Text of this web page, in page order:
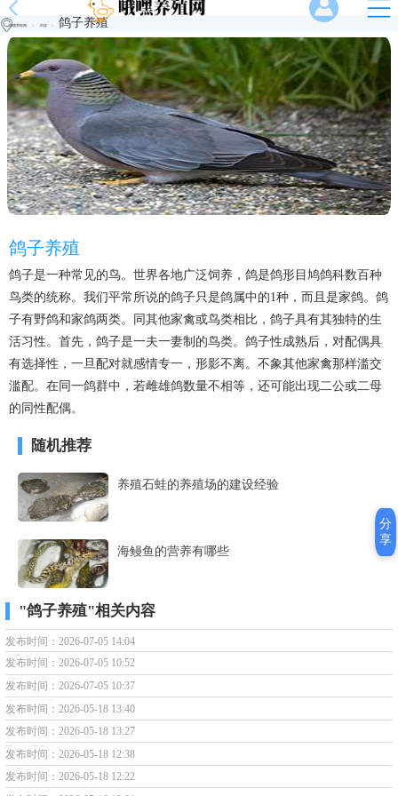
哦嘿养殖网 > 内容 > 鸽子养殖
鸽子养殖
鸽子是一种常见的鸟。世界各地广泛饲养，鸽是鸽形目鸠鸽科数百种
鸟类的统称。我们平常所说的鸽子只是鸽属中的1种，而且是家鸽。鸽
子有野鸽和家鸽两类。同其他家禽或鸟类相比，鸽子具有其独特的生
活习性。首先，鸽子是一夫一妻制的鸟类。鸽子性成熟后，对配偶具
有选择性，一旦配对就感情专一，形影不离。不象其他家禽那样滥交
滥配。在同一鸽群中，若雌雄鸽数量不相等，还可能出现二公或二母
的同性配偶。
随机推荐
养殖石蛙的养殖场的建设经验
海鳗鱼的营养有哪些
"鸽子养殖"相关内容
发布时间：2026-07-05 14:04
为何鸽子偏瘦？
发布时间：2026-07-05 10:52
给鸽子用药时应该注意哪些方面的问题？
发布时间：2026-07-05 10:37
发布时间：2026-05-18 13:40
鸽子结核病如何防治？
发布时间：2026-05-18 13:27
发布时间：2026-05-18 12:38
养殖鸽子赚钱吗？
发布时间：2026-05-18 12:22
鸽子鼻炎如何防治？
分
享